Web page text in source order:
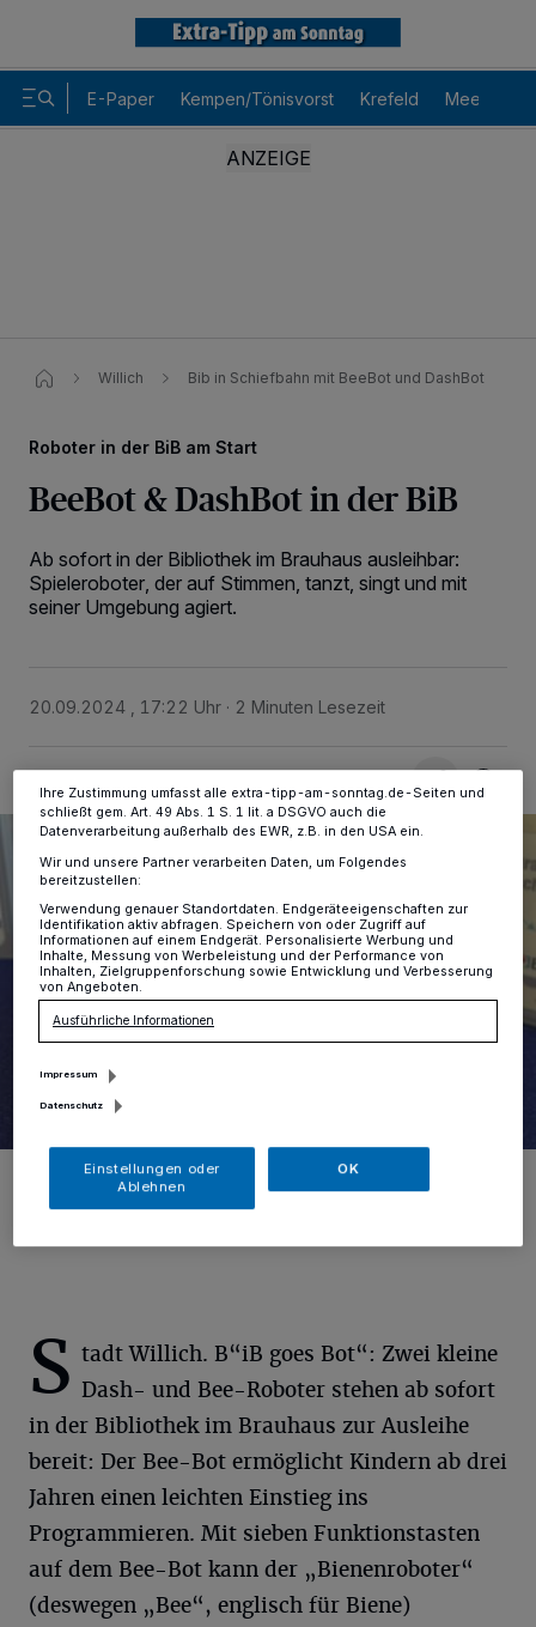
E-Paper Kempen/Tönisvorst Krefeld Meerbusch
Willich Bib in Schiefbahn mit BeeBot und DashBot
Roboter in der BiB am Start
BeeBot & DashBot in der BiB
Ab sofort in der Bibliothek im Brauhaus ausleihbar:
Spieleroboter, der auf Stimmen, tanzt, singt und mit
seiner Umgebung agiert.
20.09.2024 , 17:22 Uhr 2 Minuten Lesezeit
Sieh eben aus wie eine kleine Biene: Der kleine Roboter Bee-Bot.
S tadt Willich. B“iB goes Bot“: Zwei kleine
Dash- und Bee-Roboter stehen ab sofort
in der Bibliothek im Brauhaus zur Ausleihe
bereit: Der Bee-Bot ermöglicht Kindern ab drei
Jahren einen leichten Einstieg ins
Programmieren. Mit sieben Funktionstasten
auf dem Bee-Bot kann der „Bienenroboter“
(deswegen „Bee“, englisch für Biene)
Wir und unsere218
-Partner speichern und greifen auf
personenbezogene Daten wie Browserdaten oder eindeutige
Kennungen auf Ihrem Gerät zu. Durch Auswahl von OK aktivieren Sie
Tracking-Technologien für die unter „Wir und unsere Partner
ändern oder Ihre Einwilligung zu widerrufen, indem Sie auf den Link
Ihre Zustimmung umfasst alle extra-tipp-am-sonntag.de-Seiten und
schließt gem. Art. 49 Abs. 1 S. 1 lit. a DSGVO auch die
Datenverarbeitung außerhalb des EWR, z.B. in den USA ein.
Wir und unsere Partner verarbeiten Daten, um Folgendes
bereitzustellen:
Verwendung genauer Standortdaten. Endgeräteeigenschaften zur
Identifikation aktiv abfragen. Speichern von oder Zugriff auf
Informationen auf einem Endgerät. Personalisierte Werbung und
Inhalte, Messung von Werbeleistung und der Performance von
Inhalten, Zielgruppenforschung sowie Entwicklung und Verbesserung
von Angeboten.
Ausführliche Informationen
Impressum
Datenschutz
Einstellungen oder
Ablehnen
OK